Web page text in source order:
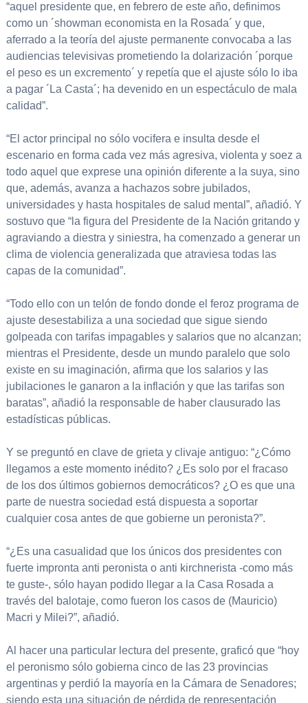
“aquel presidente que, en febrero de este año, definimos
como un ´showman economista en la Rosada´ y que,
aferrado a la teoría del ajuste permanente convocaba a las
audiencias televisivas prometiendo la dolarización ´porque
el peso es un excremento´ y repetía que el ajuste sólo lo iba
a pagar ´La Casta´; ha devenido en un espectáculo de mala
calidad”.
“El actor principal no sólo vocifera e insulta desde el
escenario en forma cada vez más agresiva, violenta y soez a
todo aquel que exprese una opinión diferente a la suya, sino
que, además, avanza a hachazos sobre jubilados,
universidades y hasta hospitales de salud mental”, añadió. Y
sostuvo que “la figura del Presidente de la Nación gritando y
agraviando a diestra y siniestra, ha comenzado a generar un
clima de violencia generalizada que atraviesa todas las
capas de la comunidad”.
“Todo ello con un telón de fondo donde el feroz programa de
ajuste desestabiliza a una sociedad que sigue siendo
golpeada con tarifas impagables y salarios que no alcanzan;
mientras el Presidente, desde un mundo paralelo que solo
existe en su imaginación, afirma que los salarios y las
jubilaciones le ganaron a la inflación y que las tarifas son
baratas”, añadió la responsable de haber clausurado las
estadísticas públicas.
Y se preguntó en clave de grieta y clivaje antiguo: “¿Cómo
llegamos a este momento inédito? ¿Es solo por el fracaso
de los dos últimos gobiernos democráticos? ¿O es que una
parte de nuestra sociedad está dispuesta a soportar
cualquier cosa antes de que gobierne un peronista?”.
“¿Es una casualidad que los únicos dos presidentes con
fuerte impronta anti peronista o anti kirchnerista -como más
te guste-, sólo hayan podido llegar a la Casa Rosada a
través del balotaje, como fueron los casos de (Mauricio)
Macri y Milei?”, añadió.
Al hacer una particular lectura del presente, graficó que “hoy
el peronismo sólo gobierna cinco de las 23 provincias
argentinas y perdió la mayoría en la Cámara de Senadores;
siendo esta una situación de pérdida de representación